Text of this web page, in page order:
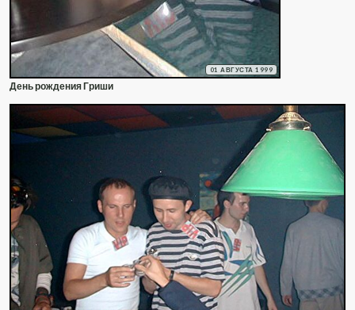
01 АВГУСТА 1999
День рождения Гриши